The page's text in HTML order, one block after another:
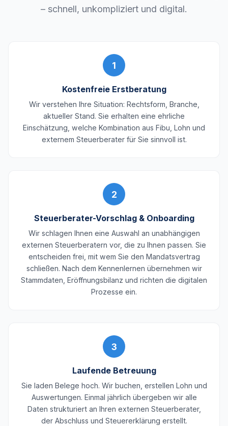
– schnell, unkompliziert und digital.
1
Kostenfreie Erstberatung
Wir verstehen Ihre Situation: Rechtsform, Branche,
aktueller Stand. Sie erhalten eine ehrliche
Einschätzung, welche Kombination aus Fibu, Lohn und
externem Steuerberater für Sie sinnvoll ist.
2
Steuerberater-Vorschlag & Onboarding
Wir schlagen Ihnen eine Auswahl an unabhängigen
externen Steuerberatern vor, die zu Ihnen passen. Sie
entscheiden frei, mit wem Sie den Mandatsvertrag
schließen. Nach dem Kennenlernen übernehmen wir
Stammdaten, Eröffnungsbilanz und richten die digitalen
Prozesse ein.
3
Laufende Betreuung
Sie laden Belege hoch. Wir buchen, erstellen Lohn und
Auswertungen. Einmal jährlich übergeben wir alle
Daten strukturiert an Ihren externen Steuerberater,
der Abschluss und Steuererklärung erstellt.